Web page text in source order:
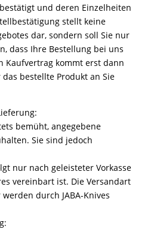
und deren Einzelheiten
stellt keine
dar, sondern soll Sie nur
dass Ihre Bestellung bei uns
Kaufvertrag kommt erst dann
bestellte Produkt an Sie
bemüht, angegebene
Sie sind jedoch
nur nach geleisteter Vorkasse
vereinbart ist. Die Versandart
durch JABA-Knives